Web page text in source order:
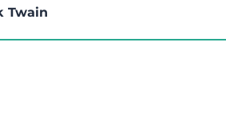
Twain